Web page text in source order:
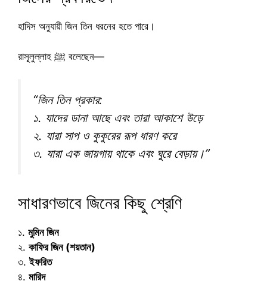
হাদিস অনুযায়ী জিন তিন ধরনের হতে পারে।
রাসূলুল্লাহ ﷺ বলেছেন—
“জিন তিন প্রকার:
১. যাদের ডানা আছে এবং তারা আকাশে উড়ে
২. যারা সাপ ও কুকুরের রূপ ধারণ করে
৩. যারা এক জায়গায় থাকে এবং ঘুরে বেড়ায়।”
সাধারণভাবে জিনের কিছু শ্রেণি
১. মুমিন জিন
২. কাফির জিন (শয়তান)
৩.ইফরিত
৪. মারিদ